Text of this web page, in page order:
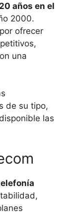
años en el
2000.
ofrecer
una
de su tipo,
las